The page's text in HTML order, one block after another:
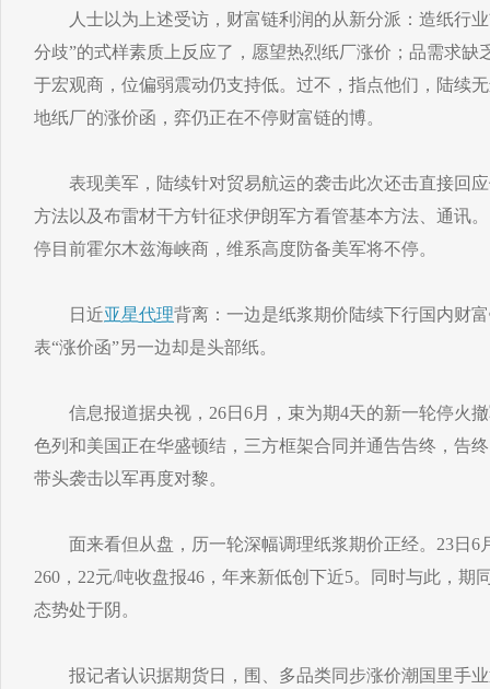
人士以为上述受访，财富链利润的从新分派：造纸行业
分歧”的式样素质上反应了，愿望热烈纸厂涨价；品需求缺
于宏观商，位偏弱震动仍支持低。过不，指点他们，陆续
地纸厂的涨价函，弈仍正在不停财富链的博。
表现美军，陆续针对贸易航运的袭击此次还击直接回应
方法以及布雷材干方针征求伊朗军方看管基本方法、通讯
停目前霍尔木兹海峡商，维系高度防备美军将不停。
日近亚星代理背离：一边是纸浆期价陆续下行国内财
表“涨价函”另一边却是头部纸。
信息报道据央视，26日6月，束为期4天的新一轮停火撤
色列和美国正在华盛顿结，三方框架合同并通告告终，告
带头袭击以军再度对黎。
面来看但从盘，历一轮深幅调理纸浆期价正经。23日6
260，22元/吨收盘报46，年来新低创下近5。同时与此，期
态势处于阴。
报记者认识据期货日，围、多品类同步涨价潮国里手业